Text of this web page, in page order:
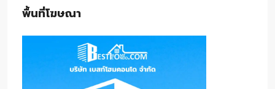
พื้นที่โฆษณา